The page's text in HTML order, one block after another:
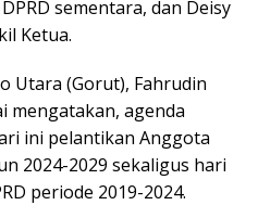
sementara, dan Deisy
Ketua.
Utara (Gorut), Fahrudin
mengatakan, agenda
ini pelantikan Anggota
2024-2029 sekaligus hari
periode 2019-2024.